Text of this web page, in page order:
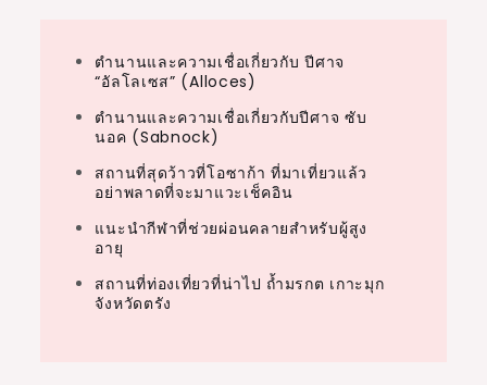
ตำนานและความเชื่อเกี่ยวกับ ปีศาจ
“อัลโลเซส” (Alloces)
ตำนานและความเชื่อเกี่ยวกับปีศาจ ซับ
นอค (Sabnock)
สถานที่สุดว้าวที่โอซาก้า ที่มาเที่ยวแล้ว
อย่าพลาดที่จะมาแวะเช็คอิน
แนะนำกีฬาที่ช่วยผ่อนคลายสำหรับผู้สูง
อายุ
สถานที่ท่องเที่ยวที่น่าไป ถ้ำมรกต เกาะมุก
จังหวัดตรัง